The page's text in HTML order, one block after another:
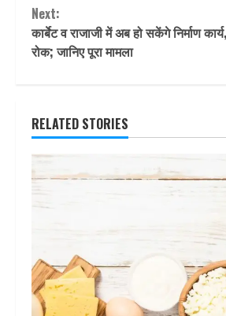
Next:
कार्बेट व राजाजी में अब हो सकेंगे निर्माण
रोक; जानिए पूरा मामला
RELATED STORIES